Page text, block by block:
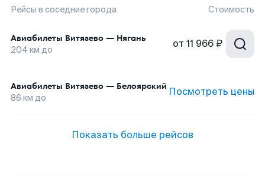
Рейсы в соседние города Стоимость
Авиабилеты Витязево — Нягань
204 км до от 11 966 ₽
Авиабилеты Витязево — Белоярский
86 км до Посмотреть цены
Показать больше рейсов